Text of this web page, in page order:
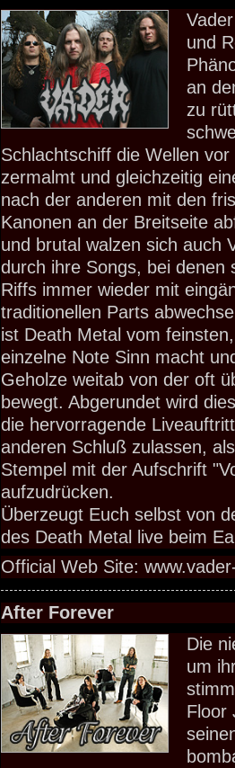
und
an
zu
Schlachtschiff die Wellen
zermalmt und gleichzeitig
nach der anderen mit den
Kanonen an der Breitseite
und brutal walzen sich auch
durch ihre Songs, bei denen
Riffs immer wieder mit
traditionellen Parts
ist Death Metal vom
einzelne Note Sinn macht
Geholze weitab von der oft
bewegt. Abgerundet wird
die hervorragende
anderen Schluß zulassen,
Stempel mit der Aufschrift
aufzudrücken.
Überzeugt Euch selbst von
des Death Metal live beim
Official Web Site:
After Forever
Die
um
Floor